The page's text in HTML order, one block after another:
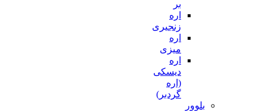
زنجیری
دیسکی
گردبر)
بلوور